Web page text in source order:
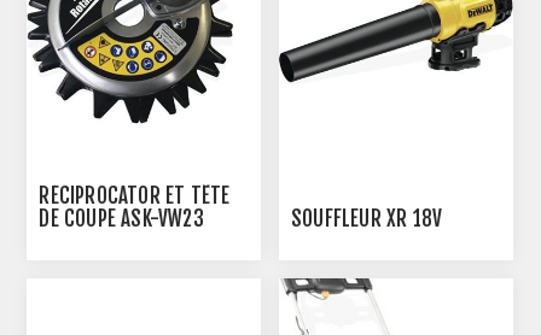
RÉCIPROCATOR ET TÊTE
DE COUPE ASK-VW23
SOUFFLEUR XR 18V